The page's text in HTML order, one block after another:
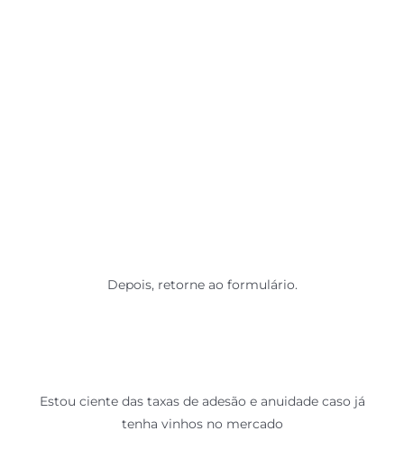
Depois, retorne ao formulário.
Estou ciente das taxas de adesão e anuidade caso já
tenha vinhos no mercado